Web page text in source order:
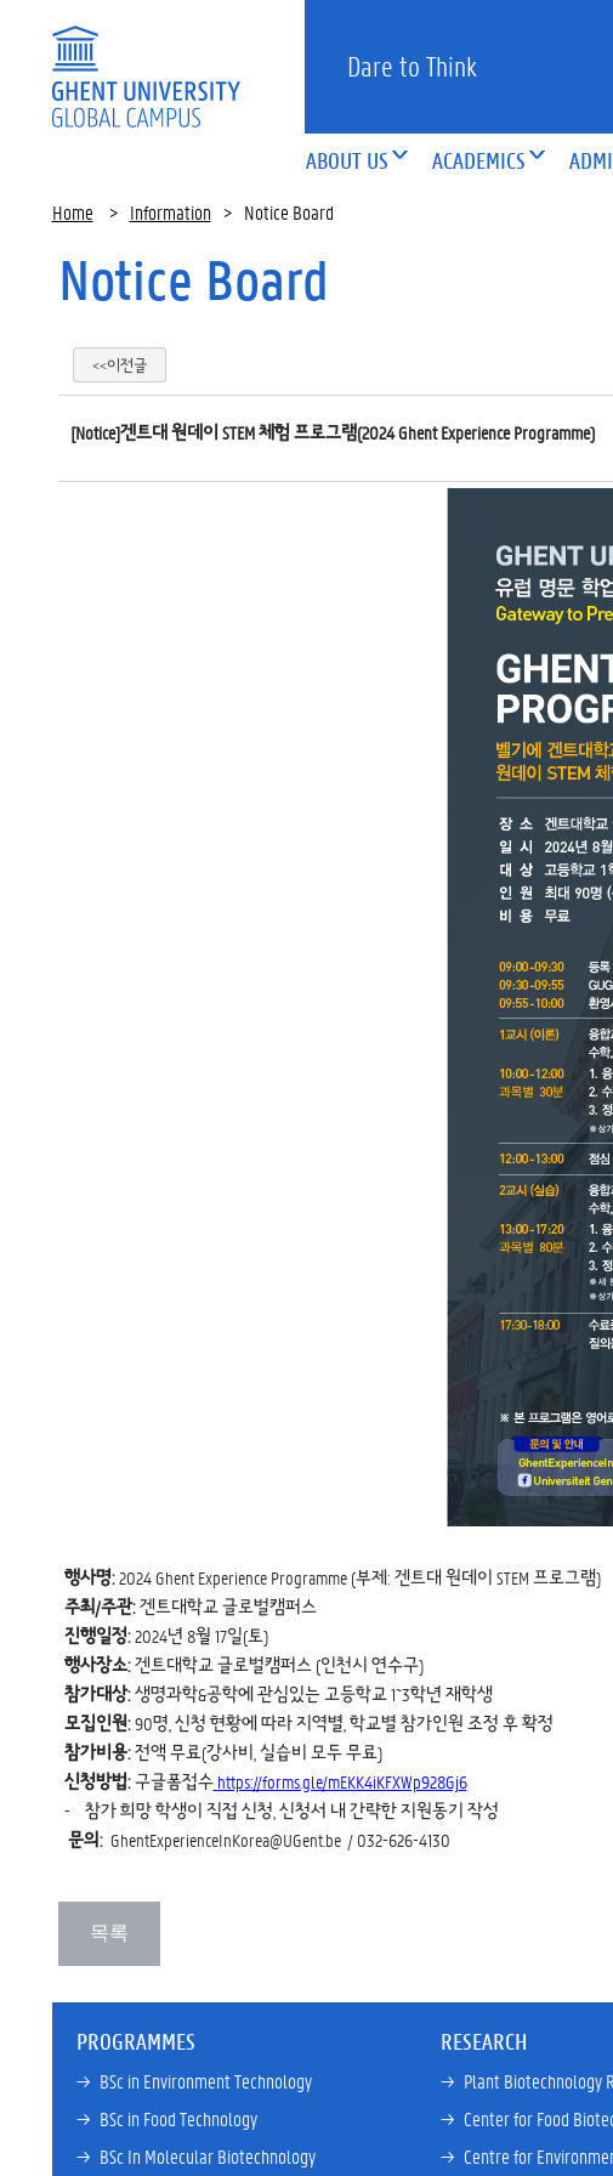
Dare to Think
ABOUT US ACADEMICS
Home > Information > Notice Board
Notice Board
<<이전글
[Notice]겐트대 원데이 STEM 체험 프로그램(2024 Ghent Experience Programme)
행사명:2024 Ghent Experience Programme (부제: 겐트대 원데이 STEM 프로그램)
주최/주관:겐트대학교 글로벌캠퍼스
진행일정:2024년 8월 17일(토)
행사장소:겐트대학교 글로벌캠퍼스 (인천시 연수구)
참가대상:생명과학&공학에 관심있는 고등학교 1~3학년 재학생
모집인원:90명, 신청 현황에 따라 지역별, 학교별 참가인원 조정 후 확정
참가비용:전액 무료(강사비, 실습비 모두 무료)
신청방법:구글폼접수 https://forms.gle/mEKK4iKFXWp928Gj6
- 참가 희망 학생이 직접 신청, 신청서 내 간략한 지원동기 작성
문의: GhentExperienceInKorea@UGent.be/ 032-626-4130
PROGRAMMES
→ BSc in Environment Technology
→ BSc in Food Technology
→ BSc In Molecular Biotechnology
RESEARCH
→ Plant Biotechnology
→ Center for Food
→ Centre for